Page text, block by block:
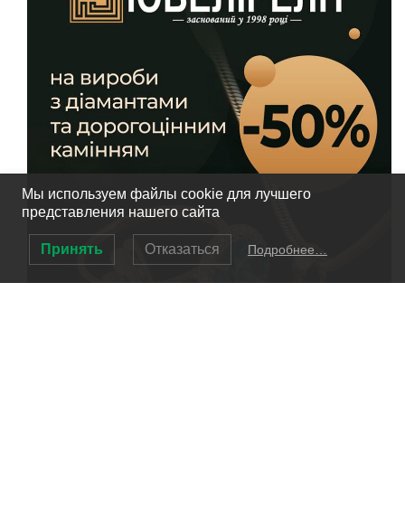
Мы используем файлы cookie для лучшего
представления нашего сайта
Принять Отказаться Подробнее…